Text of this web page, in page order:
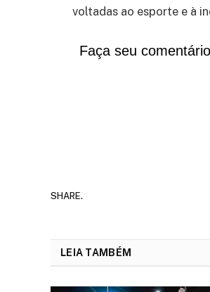
voltadas ao esporte e à
Faça seu comentário
SHARE.
LEIA TAMBÉM